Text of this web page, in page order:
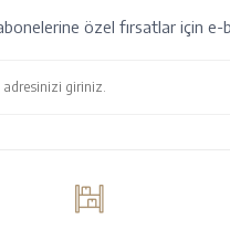
özel fırsatlar için e-